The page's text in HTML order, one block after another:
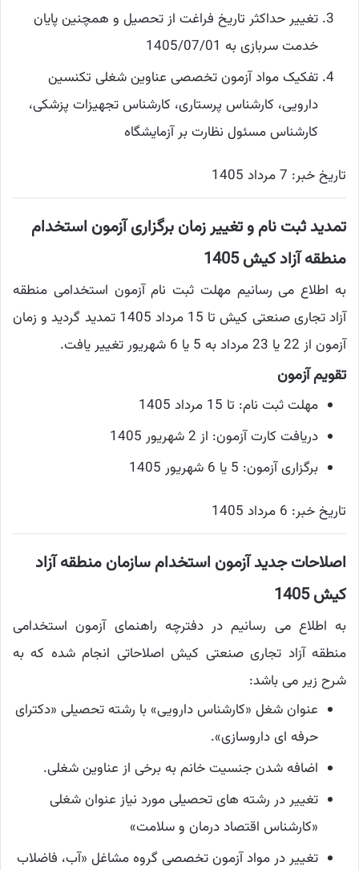
تغییر حداکثر تاریخ فراغت از تحصیل و همچنین پایان
خدمت سربازی به 1405/07/01
تفکیک مواد آزمون تخصصی عناوین شغلی تکنسین
دارویی، کارشناس پرستاری، کارشناس تجهیزات پزشکی،
کارشناس مسئول نظارت بر آزمایشگاه
تاریخ خبر: 7 مرداد 1405
تمدید ثبت نام و تغییر زمان برگزاری آزمون استخدام
منطقه آزاد کیش 1405
به اطلاع می رسانیم مهلت ثبت نام آزمون استخدامی منطقه
آزاد تجاری صنعتی کیش تا 15 مرداد 1405 تمدید گردید و زمان
آزمون از 22 یا 23 مرداد به 5 یا 6 شهریور تغییر یافت.
تقویم آزمون
مهلت ثبت نام: تا 15 مرداد 1405
دریافت کارت آزمون: از 2 شهریور 1405
برگزاری آزمون: 5 یا 6 شهریور 1405
تاریخ خبر: 6 مرداد 1405
اصلاحات جدید آزمون استخدام سازمان منطقه آزاد
کیش 1405
به اطلاع می رسانیم در دفترچه راهنمای آزمون استخدامی
منطقه آزاد تجاری صنعتی کیش اصلاحاتی انجام شده که به
شرح زیر می باشد:
عنوان شغل «کارشناس دارویی» با رشته تحصیلی «دکترای
حرفه ای داروسازی».
اضافه شدن جنسیت خانم به برخی از عناوین شغلی.
تغییر در رشته های تحصیلی مورد نیاز عنوان شغلی
«کارشناس اقتصاد درمان و سلامت»
تغییر در مواد آزمون تخصصی گروه مشاغل «آب، فاضلاب